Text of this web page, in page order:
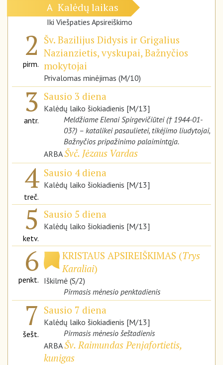
A Kalėdų laikas
Iki Viešpaties Apsireiškimo
2
pirm.
Šv. Bazilijus Didysis ir Grigalius
Nazianzietis, vyskupai, Bažnyčios
mokytojai
Privalomas minėjimas (M/10)
3
antr.
Sausio 3 diena
Kalėdų laiko šiokiadienis [M/13]
Meldžiame Elenai Spirgevičiūtei († 1944-01-
03?) – katalikei pasaulietei, tikėjimo liudytojai,
Bažnyčios pripažinimo palaimintąja.
ARBAŠvč. Jėzaus Vardas
4
treč.
Sausio 4 diena
Kalėdų laiko šiokiadienis [M/13]
5
ketv.
Sausio 5 diena
Kalėdų laiko šiokiadienis [M/13]
6
penkt.
KRISTAUS APSIREIŠKIMAS (Trys
Karaliai)
Iškilmė (S/2)
Pirmasis mėnesio penktadienis
7
šešt.
Sausio 7 diena
Kalėdų laiko šiokiadienis [M/13]
Pirmasis mėnesio šeštadienis
ARBAŠv. Raimundas Penjafortietis,
kunigas